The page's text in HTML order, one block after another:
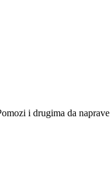
i drugima da